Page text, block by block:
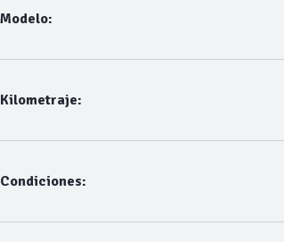
Modelo:
Kilometraje:
Condiciones: